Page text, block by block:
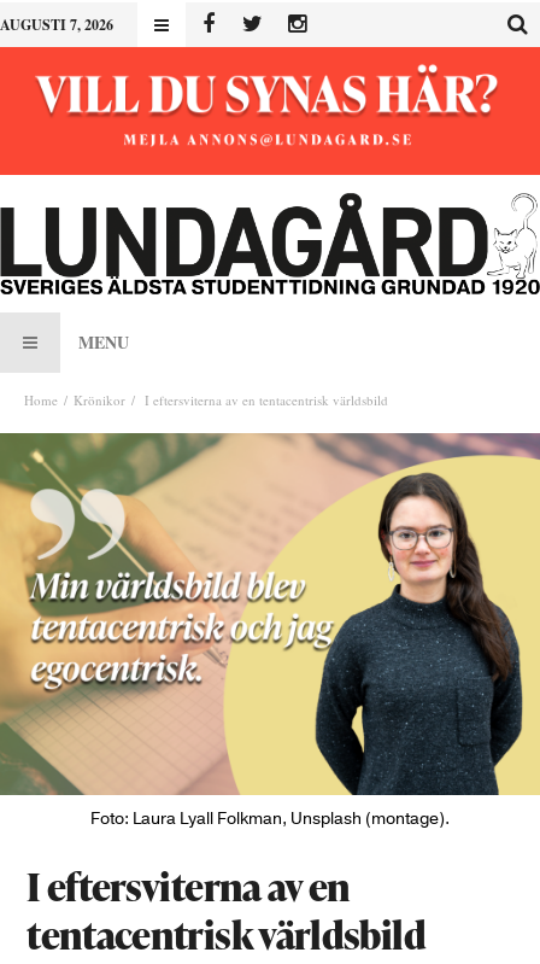
AUGUSTI 7, 2026
MENU
Home Krönikor I eftersviterna av en tentacentrisk världsbild
Foto: Laura Lyall Folkman, Unsplash (montage).
I eftersviterna av en
tentacentrisk världsbild